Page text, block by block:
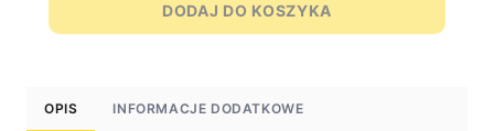
DODAJ DO KOSZYKA
OPIS INFORMACJE DODATKOWE